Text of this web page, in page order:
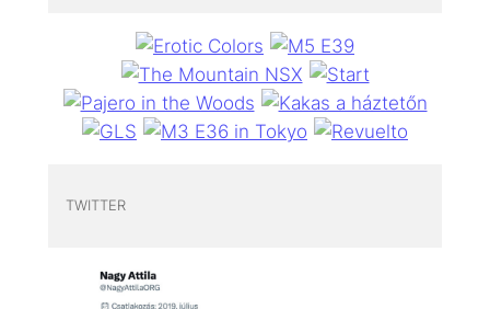
TWITTER